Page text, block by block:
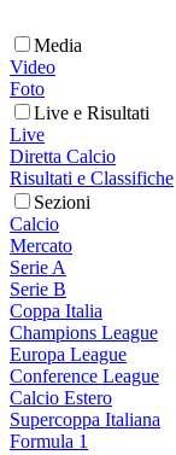
Media
Video
Foto
Live e Risultati
Live
Diretta Calcio
Risultati e Classifiche
Sezioni
Calcio
Mercato
Serie A
Serie B
Coppa Italia
Champions League
Europa League
Conference League
Calcio Estero
Supercoppa Italiana
Formula 1